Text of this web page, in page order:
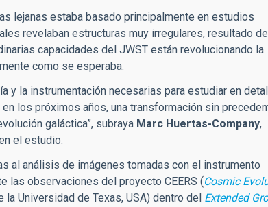
lejanas estaba basado principalmente en estudios
revelaban estructuras muy irregulares, resultado de
capacidades del JWST están revolucionando la
como se esperaba.
y la instrumentación necesarias para estudiar en
los próximos años, una transformación sin
galáctica”, subraya Marc Huertas-Company,
el estudio.
al análisis de imágenes tomadas con el instrumento
las observaciones del proyecto CEERS (Cosmic
Universidad de Texas, USA) dentro del Extended